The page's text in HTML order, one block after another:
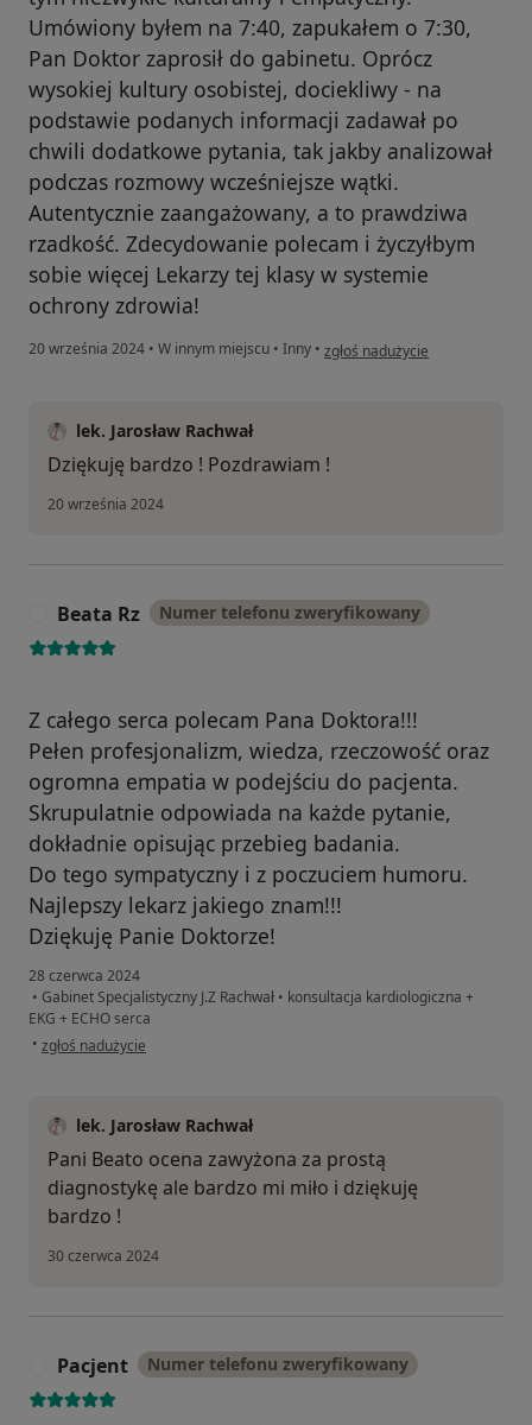
Umówiony byłem na 7:40, zapukałem o 7:30,
Pan Doktor zaprosił do gabinetu. Oprócz
wysokiej kultury osobistej, dociekliwy - na
podstawie podanych informacji zadawał po
chwili dodatkowe pytania, tak jakby analizował
podczas rozmowy wcześniejsze wątki.
Autentycznie zaangażowany, a to prawdziwa
rzadkość. Zdecydowanie polecam i życzyłbym
sobie więcej Lekarzy tej klasy w systemie
ochrony zdrowia!
20 września 2024 • W innym miejscu • Inny • w opinii użytkownika Filip P.
zgłoś nadużycie
lek. Jarosław Rachwał
Dziękuję bardzo ! Pozdrawiam !
20 września 2024
Beata Rz Numer telefonu zweryfikowany
Z całego serca polecam Pana Doktora!!!
Pełen profesjonalizm, wiedza, rzeczowość oraz
ogromna empatia w podejściu do pacjenta.
Skrupulatnie odpowiada na każde pytanie,
dokładnie opisując przebieg badania.
Do tego sympatyczny i z poczuciem humoru.
Najlepszy lekarz jakiego znam!!!
Dziękuję Panie Doktorze!
28 czerwca 2024
• Gabinet Specjalistyczny J.Z Rachwał • konsultacja kardiologiczna +
EKG + ECHO serca
• w opinii użytkownika Beata Rz
zgłoś nadużycie
lek. Jarosław Rachwał
Pani Beato ocena zawyżona za prostą
diagnostykę ale bardzo mi miło i dziękuję
bardzo !
30 czerwca 2024
Pacjent Numer telefonu zweryfikowany